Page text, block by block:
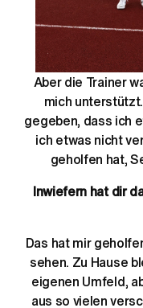
Aber die Trainer
mich
gegeben, dass ich
ich etwas nicht
geholfen hat,
Inwiefern hat dir
Das hat mir
sehen. Zu Hause
eigenen Umfeld,
aus so vielen